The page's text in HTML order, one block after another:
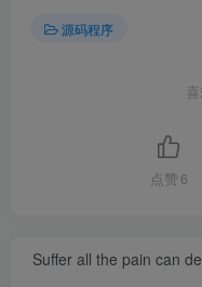
源码程序
点赞 6
Suffer all the pain can